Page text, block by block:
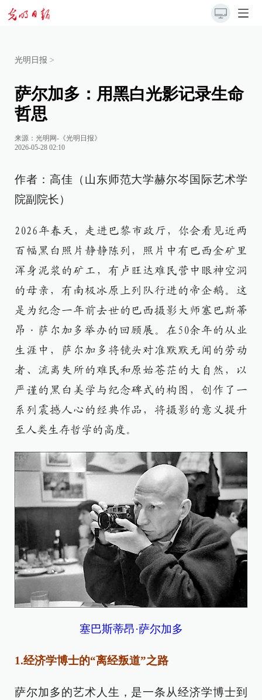
光明日报 >
萨尔加多：用黑白光影记录生命
哲思
来源： 光明网-《光明日报》
2026-05-28 02:10
作者：高佳（山东师范大学赫尔岑国际艺术学
院副院长）
2026年春天，走进巴黎市政厅，你会看见近两
百幅黑白照片静静陈列，照片中有巴西金矿里
浑身泥浆的矿工，有卢旺达难民营中眼神空洞
的母亲，有南极冰原上列队行进的帝企鹅。这
是为纪念一年前去世的巴西摄影大师塞巴斯蒂
昂·萨尔加多举办的回顾展。在50余年的从业
生涯中，萨尔加多将镜头对准默默无闻的劳动
者、流离失所的难民和原始苍茫的大自然，以
严谨的黑白美学与纪念碑式的构图，创作了一
系列震撼人心的经典作品，将摄影的意义提升
至人类生存哲学的高度。
塞巴斯蒂昂·萨尔加多
1.经济学博士的“离经叛道”之路
萨尔加多的艺术人生，是一条从经济学博士到